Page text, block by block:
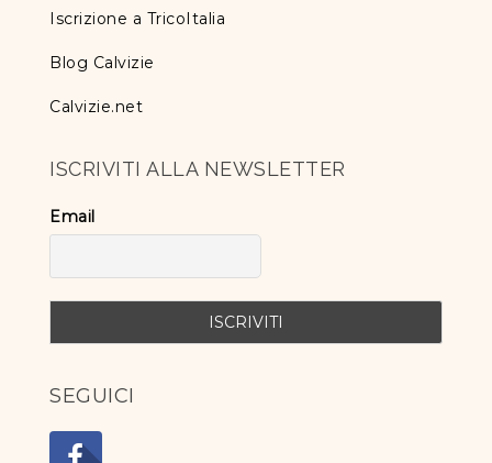
Iscrizione a TricoItalia
Blog Calvizie
Calvizie.net
ISCRIVITI ALLA NEWSLETTER
Email
SEGUICI